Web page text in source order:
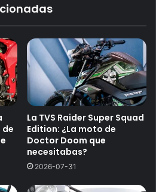
de
La TVS Raider Super Squad
Edition: ¿La moto de
Doctor Doom que
necesitabas?
2026-07-31